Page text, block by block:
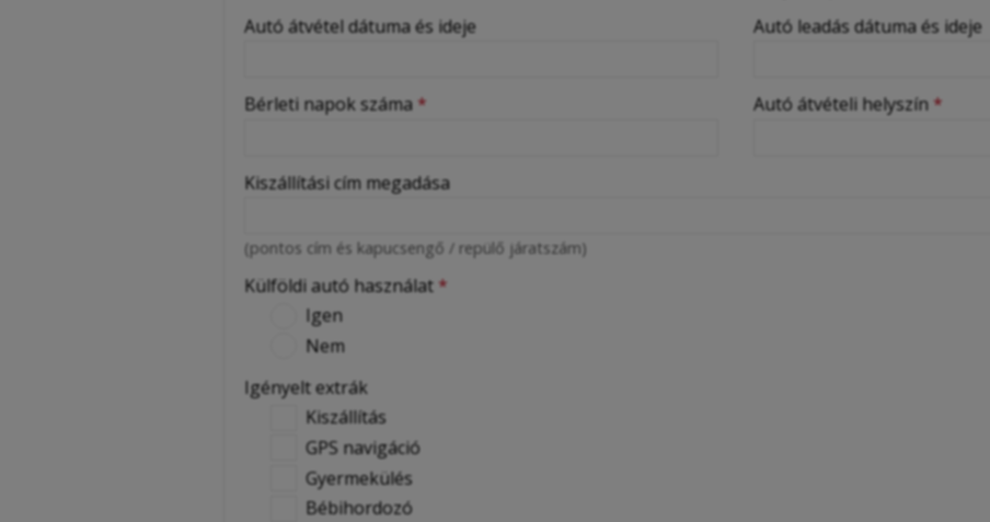
-
Autó átvétel dátuma és ideje Autó leadás dátuma és ideje
Bérleti napok száma * Autó átvételi helyszín *
Kiszállítási cím megadása
(pontos cím és kapucsengő / repülő járatszám)
Külföldi autó használat *
Igen
Nem
Igényelt extrák
Kiszállítás
GPS navigáció
Gyermekülés
Bébihordozó